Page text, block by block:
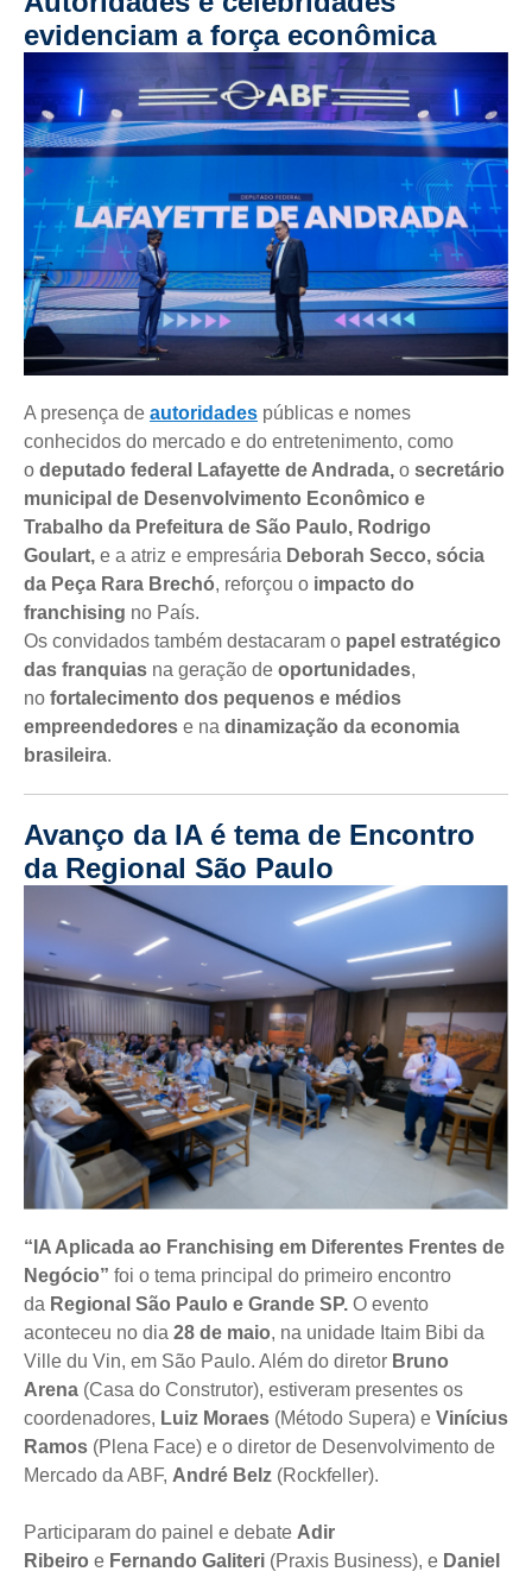
evidenciam a força econômica
A presença de autoridades públicas e nomes
conhecidos do mercado e do entretenimento, como
o deputado federal Lafayette de Andrada, o secretário
municipal de Desenvolvimento Econômico e
Trabalho da Prefeitura de São Paulo, Rodrigo
Goulart, e a atriz e empresária Deborah Secco, sócia
da Peça Rara Brechó, reforçou o impacto do
franchising no País.
Os convidados também destacaram o papel estratégico
das franquias na geração de oportunidades,
no fortalecimento dos pequenos e médios
empreendedores e na dinamização da economia
brasileira.
Avanço da IA é tema de Encontro
da Regional São Paulo
“IA Aplicada ao Franchising em Diferentes Frentes de
Negócio” foi o tema principal do primeiro encontro
da Regional São Paulo e Grande SP. O evento
aconteceu no dia 28 de maio, na unidade Itaim Bibi da
Ville du Vin, em São Paulo. Além do diretor Bruno
Arena (Casa do Construtor), estiveram presentes os
coordenadores, Luiz Moraes (Método Supera) e Vinícius
Ramos (Plena Face) e o diretor de Desenvolvimento de
Mercado da ABF, André Belz (Rockfeller).
Participaram do painel e debate Adir
Ribeiro e Fernando Galiteri (Praxis Business), e Daniel